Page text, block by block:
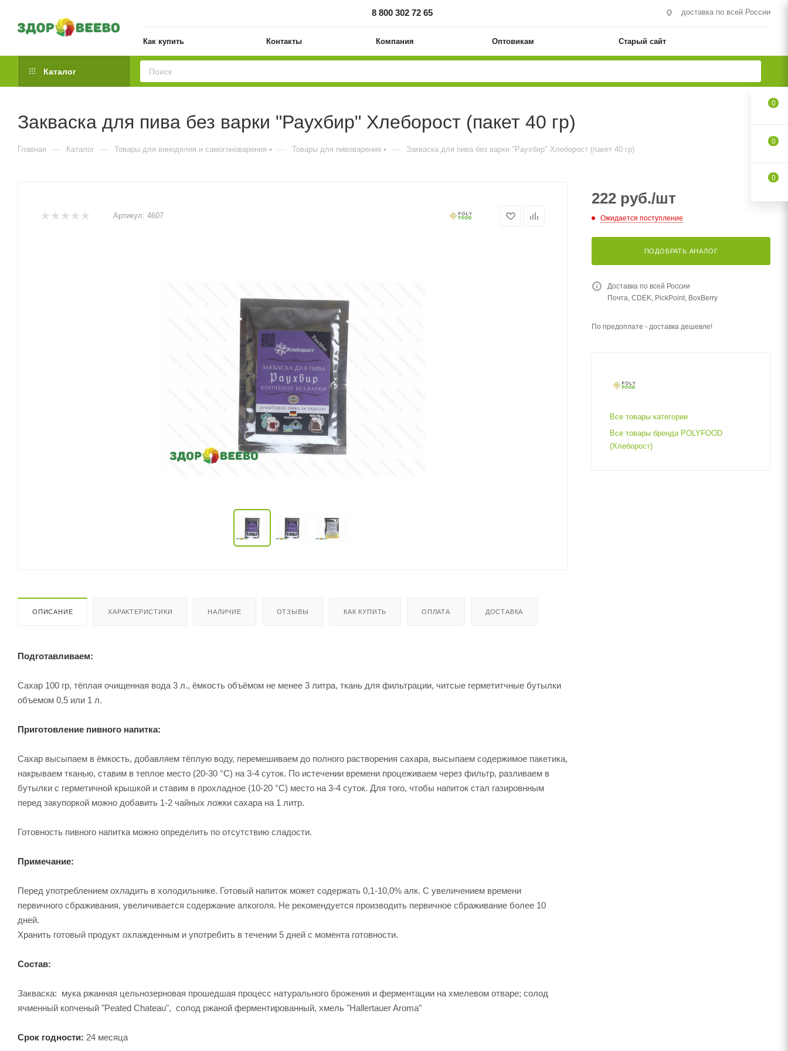
8 800 302 72 65 доставка по всей России
Как купить Контакты Компания Оптовикам Старый сайт
Каталог
Закваска для пива без варки "Раухбир" Хлеборост (пакет 40 гр)
Главная — Каталог — Товары для виноделия и самогоноварения — Товары для пивоварения — Закваска для пива без варки "Раухбир" Хлеборост (пакет 40 гр)
Артикул: 4607
ОПИСАНИЕ ХАРАКТЕРИСТИКИ НАЛИЧИЕ ОТЗЫВЫ КАК КУПИТЬ ОПЛАТА ДОСТАВКА
Подготавливаем:
Сахар 100 гр, тёплая очищенная вода 3 л., ёмкость объёмом не менее 3 литра, ткань для фильтрации, читсые герметитчные бутылки
объемом 0,5 или 1 л.
Приготовление пивного напитка:
Сахар высыпаем в ёмкость, добавляем тёплую воду, перемешиваем до полного растворения сахара, высыпаем содержимое пакетика,
накрываем тканью, ставим в теплое место (20-30 °C) на 3-4 суток. По истечении времени процеживаем через фильтр, разливаем в
бутылки с герметичной крышкой и ставим в прохладное (10-20 °C) место на 3-4 суток. Для того, чтобы напиток стал газировнным
перед закупоркой можно добавить 1-2 чайных ложки сахара на 1 литр.
Готовность пивного напитка можно определить по отсутствию сладости.
Примечание:
Перед употреблением охладить в холодильнике. Готовый напиток может содержать 0,1-10,0% алк. С увеличением времени
первичного сбраживания, увеличивается содержание алкоголя. Не рекомендуется производить первичное сбраживание более 10
дней.
Хранить готовый продукт охлажденным и употребить в течении 5 дней с момента готовности.
Состав:
Закваска: мука ржанная цельнозерновая прошедшая процесс натурального брожения и ферментации на хмелевом отваре; солод
ячменный копченый "Peated Chateau", солод ржаной ферментированный, хмель "Hallertauer Aroma"
Срок годности: 24 месяца
222 руб./шт
Ожидается поступление
ПОДОБРАТЬ АНАЛОГ
Доставка по всей России
Почта, CDEK, PickPoint, BoxBerry
По предоплате - доставка дешевле!
Все товары категории
Все товары бренда POLYFOOD
(Хлеборост)
0
0
0